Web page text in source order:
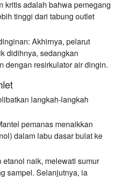
kritis adalah bahwa pemegang
tinggi dari tabung outlet
Akhirnya, pelarut
didihnya, sedangkan
dengan resirkulator air dingin.
langkah-langkah
pemanas menaikkan
dalam labu dasar bulat ke
etanol naik, melewati sumur
sampel. Selanjutnya, ia